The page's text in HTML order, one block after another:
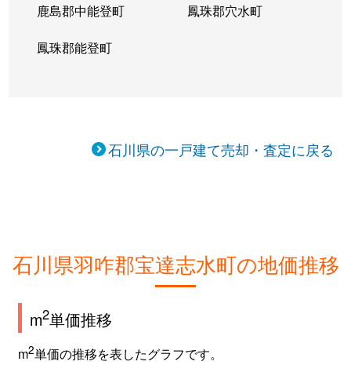
鹿島郡中能登町 鳳珠郡穴水町
鳳珠郡能登町
石川県の一戸建て売却・査定に戻る
石川県羽咋郡宝達志水町の地価推移
m2単価推移
m2単価の推移を表したグラフです。